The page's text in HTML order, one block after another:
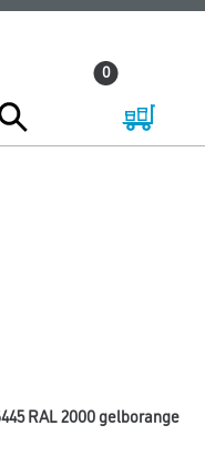
0
RAL 2000 gelborange